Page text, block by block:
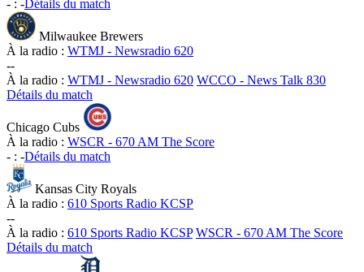
- : - Détails du match
Milwaukee Brewers
À la radio : WTMJ - Newsradio 620
--
À la radio : WTMJ - Newsradio 620 WCCO - News Talk 830
Détails du match
Chicago Cubs
À la radio : WSCR - 670 AM The Score
- : -Détails du match
Kansas City Royals
À la radio : 610 Sports Radio KCSP
--
À la radio : 610 Sports Radio KCSP WSCR - 670 AM The Score
Détails du match